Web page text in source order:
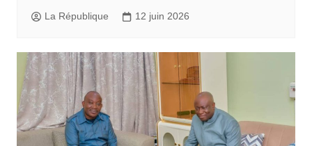
La République 12 juin 2026